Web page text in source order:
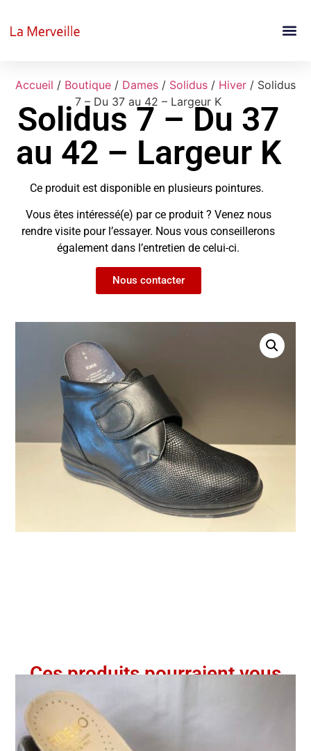
Accueil / Boutique / Dames / Solidus / Hiver / Solidus
7 – Du 37 au 42 – Largeur K
Solidus 7 – Du 37
au 42 – Largeur K
Ce produit est disponible en plusieurs pointures.
Vous êtes intéressé(e) par ce produit ? Venez nous
rendre visite pour l’essayer. Nous vous conseillerons
également dans l’entretien de celui-ci.
Nous contacter
Ces produits pourraient vous